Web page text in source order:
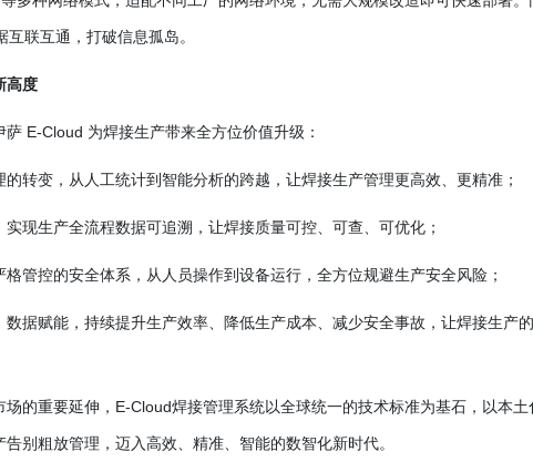
联互通，打破信息孤岛。
高度
萨 E-Cloud 为焊接生产带来全方位价值升级：
转变，从人工统计到智能分析的跨越，让焊接生产管理更高效、更精准；
现生产全流程数据可追溯，让焊接质量可控、可查、可优化；
管控的安全体系，从人员操作到设备运行，全方位规避生产安全风险；
据赋能，持续提升生产效率、降低生产成本、减少安全事故，让焊接生产
的重要延伸， E-Cloud焊接管理系统以全球统一的技术标准为基石，以本土
别粗放管理，迈入高效、精准、智能的数智化新时代。